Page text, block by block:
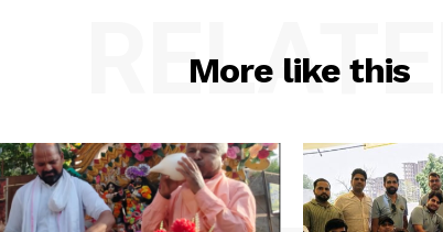
More like this
RELATED